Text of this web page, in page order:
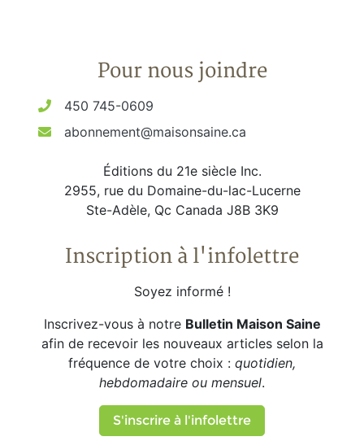
Pour nous joindre
450 745-0609
abonnement@maisonsaine.ca
Éditions du 21e siècle Inc.
2955, rue du Domaine-du-lac-Lucerne
Ste-Adèle, Qc Canada J8B 3K9
Inscription à l'infolettre
Soyez informé !
Inscrivez-vous à notre Bulletin Maison Saine
afin de recevoir les nouveaux articles selon la
fréquence de votre choix : quotidien,
hebdomadaire ou mensuel.
S'inscrire à l'infolettre